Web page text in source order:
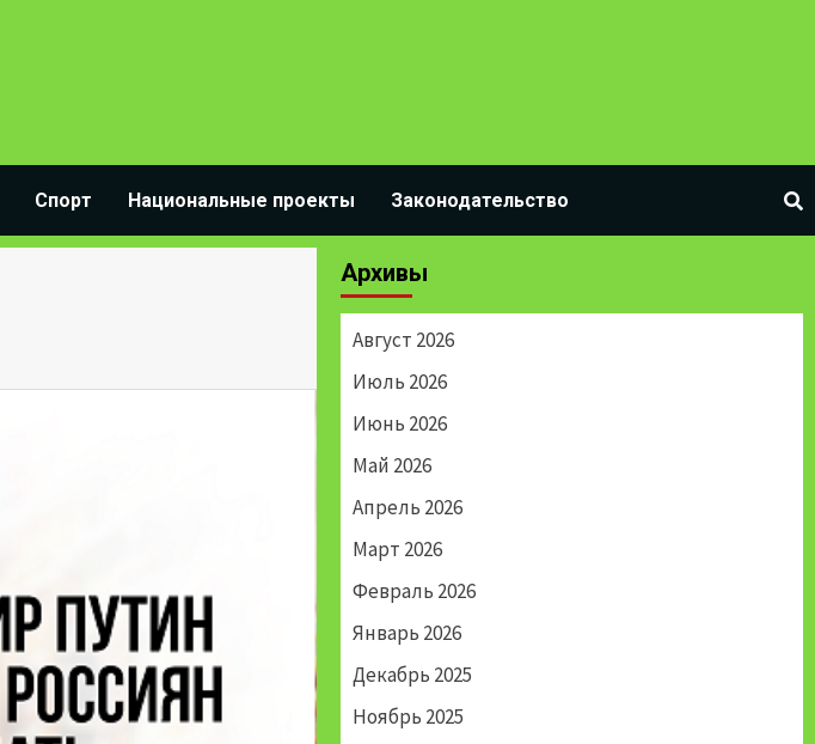
Спорт Национальные проекты Законодательство
Архивы
Август 2026
Июль 2026
Июнь 2026
Май 2026
Апрель 2026
Март 2026
Февраль 2026
Январь 2026
Декабрь 2025
Ноябрь 2025